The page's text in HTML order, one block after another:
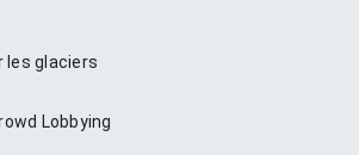
les glaciers
Lobbying